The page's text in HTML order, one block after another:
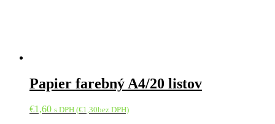
Papier farebný A4/20 listov
€1,60 s DPH (€1,30bez DPH)